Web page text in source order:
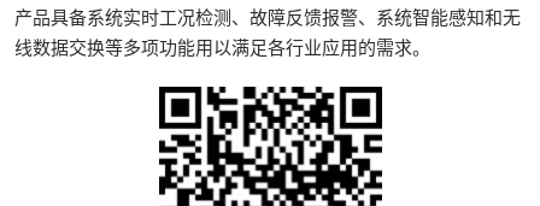
产品具备系统实时工况检测、故障反馈报警、系统智能感知和无
线数据交换等多项功能用以满足各行业应用的需求。